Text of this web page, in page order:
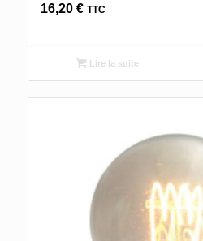
16,20 € TTC
Lire la suite